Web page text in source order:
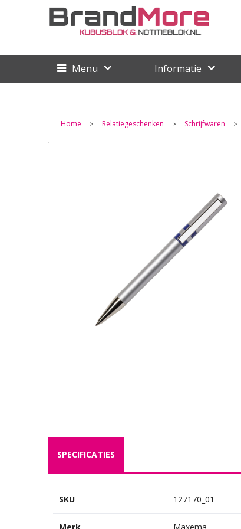
Menu Informatie
Home > Relatiegeschenken > Schrijfwaren >
SPECIFICATIES
SKU 127170_01